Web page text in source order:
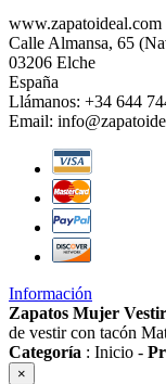
www.zapatoideal.com
Calle Almansa, 65
03206 Elche
España
Llámanos: +34 644
Email:
Información
Zapatos Mujer
de vestir con tacón
Categoría : Inicio -
×